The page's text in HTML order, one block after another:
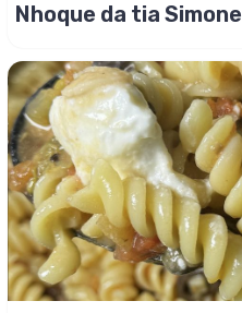
Nhoque da tia Simone